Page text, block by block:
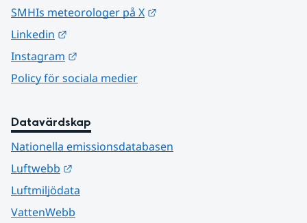
SMHIs meteorologer på X
Linkedin
Instagram
Policy för sociala medier
Datavärdskap
Nationella emissionsdatabasen
Luftwebb
Luftmiljödata
VattenWebb